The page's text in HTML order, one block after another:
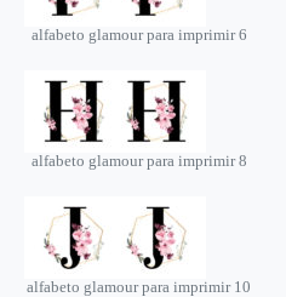
alfabeto glamour para imprimir 6
alfabeto glamour para imprimir 8
alfabeto glamour para imprimir 10